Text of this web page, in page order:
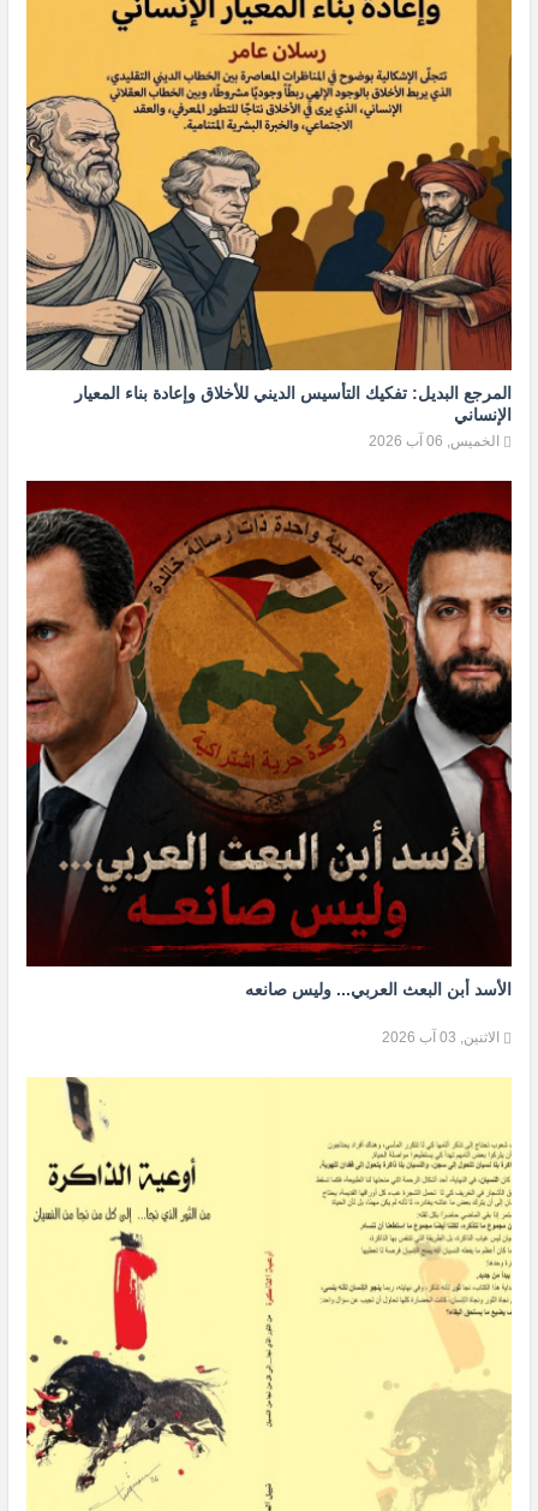
المرجع البديل: تفكيك التأسيس الديني للأخلاق وإعادة بناء المعيار
الإنساني
الخميس, 06 آب 2026
الأسد أبن البعث العربي... وليس صانعه
الاثنين, 03 آب 2026